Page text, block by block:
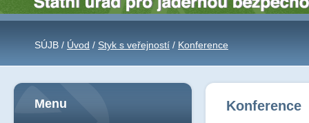
SÚJB / Úvod / Styk s veřejností / Konference
Konference
Menu